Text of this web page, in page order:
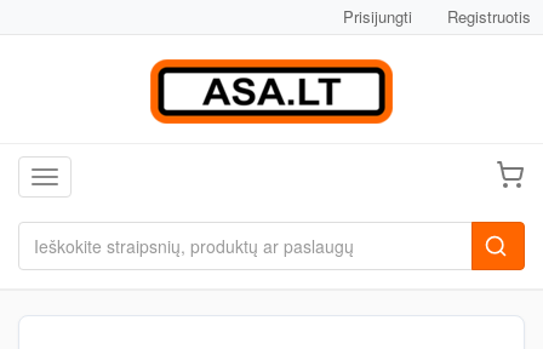
Prisijungti Registruotis
Toggle navigation